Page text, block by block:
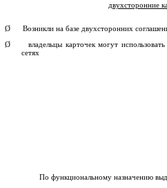
двухсторонние
Ø Возникли на базе двухсторонних
Ø владельцы карточек могут использовать
сетях
По функциональному назначению